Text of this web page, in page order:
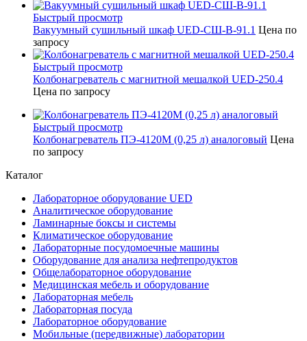
Быстрый просмотр
Вакуумный сушильный шкаф UED-СШ-В-91.1 Цена по
запросу
Быстрый просмотр
Колбонагреватель с магнитной мешалкой UED-250.4
Цена по запросу
Быстрый просмотр
Колбонагреватель ПЭ-4120М (0,25 л) аналоговый Цена
по запросу
Каталог
Лабораторное оборудование UED
Аналитическое оборудование
Ламинарные боксы и системы
Климатическое оборудование
Лабораторные посудомоечные машины
Оборудование для анализа нефтепродуктов
Общелабораторное оборудование
Медицинская мебель и оборудование
Лабораторная мебель
Лабораторная посуда
Лабораторное оборудование
Мобильные (передвижные) лаборатории